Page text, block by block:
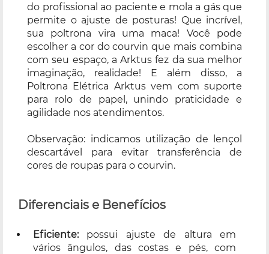
do profissional ao paciente e mola a gás que
permite o ajuste de posturas! Que incrível,
sua poltrona vira uma maca! Você pode
escolher a cor do courvin que mais combina
com seu espaço, a Arktus fez da sua melhor
imaginação, realidade! E além disso, a
Poltrona Elétrica Arktus vem com suporte
para rolo de papel, unindo praticidade e
agilidade nos atendimentos.
Observação: indicamos utilização de lençol
descartável para evitar transferência de
cores de roupas para o courvin.
Diferenciais e Benefícios
Eficiente:possui ajuste de altura em
vários ângulos, das costas e pés, com